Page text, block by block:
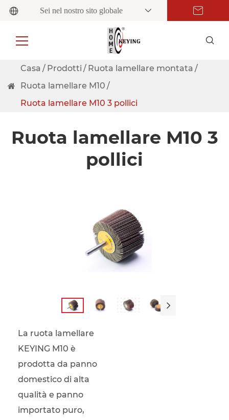
Sei nel nostro sito globale
Casa Prodotti
Ruota lamellare montata
Ruota lamellare M10
Ruota lamellare M10 3 pollici
Ruota lamellare M10 3
pollici

La ruota lamellare
KEYING M10 è
prodotta da panno
domestico di alta
qualità e panno
importato puro,